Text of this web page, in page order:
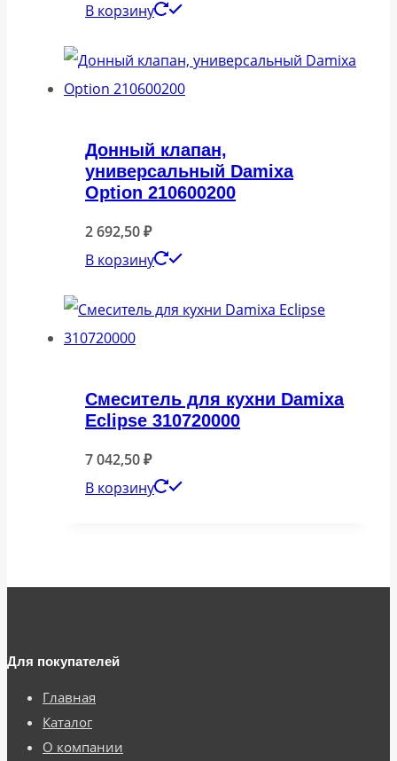
В корзину
Донный клапан,
универсальный Damixa
Option 210600200
2 692,50₽
В корзину
Смеситель для кухни Damixa
Eclipse 310720000
7 042,50₽
В корзину
Для покупателей
Главная
Каталог
О компании